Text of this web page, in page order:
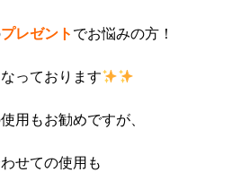
プレゼント でお悩みの方！
っております
用もお勧めですが、
せての使用も